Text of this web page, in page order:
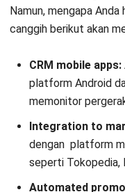
Nabila
Author
Nabila sudah
ERP. Dalam
meliputi
bisnis, serta
efisiensi dan